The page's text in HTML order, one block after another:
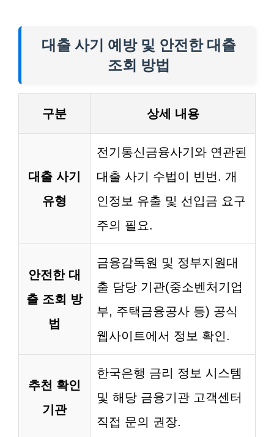
대출 사기 예방 및 안전한 대출
조회 방법
구분 상세 내용
대출 사기
유형
전기통신금융사기와 연관된
대출 사기 수법이 빈번. 개
인정보 유출 및 선입금 요구
주의 필요.
안전한 대
출 조회 방
법
금융감독원 및 정부지원대
출 담당 기관(중소벤처기업
부, 주택금융공사 등) 공식
웹사이트에서 정보 확인.
추천 확인
기관
한국은행 금리 정보 시스템
및 해당 금융기관 고객센터
직접 문의 권장.